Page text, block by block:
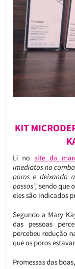
KIT
Li nosite da
imediatos no
poros e deixando
passos”, sendo que
eles são indicados
Segundo a Mary
das pessoas
percebeu redução
que os poros
Promessas das